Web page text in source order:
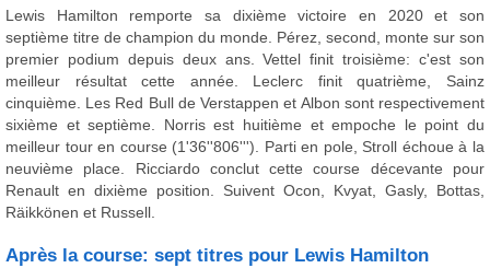
Lewis Hamilton remporte sa dixième victoire en 2020 et son
septième titre de champion du monde. Pérez, second, monte sur son
premier podium depuis deux ans. Vettel finit troisième: c'est son
meilleur résultat cette année. Leclerc finit quatrième, Sainz
cinquième. Les Red Bull de Verstappen et Albon sont respectivement
sixième et septième. Norris est huitième et empoche le point du
meilleur tour en course (1'36''806'''). Parti en pole, Stroll échoue à la
neuvième place. Ricciardo conclut cette course décevante pour
Renault en dixième position. Suivent Ocon, Kvyat, Gasly, Bottas,
Räikkönen et Russell.
Après la course: sept titres pour Lewis Hamilton